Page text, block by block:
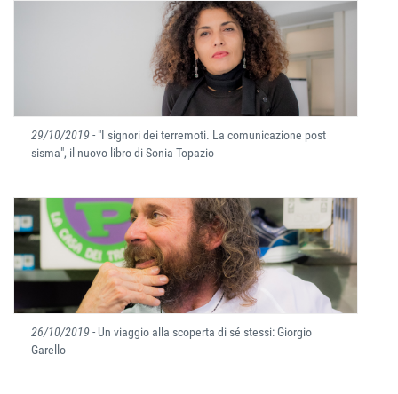
29/10/2019- "I signori dei terremoti. La comunicazione post
sisma", il nuovo libro di Sonia Topazio
26/10/2019- Un viaggio alla scoperta di sé stessi: Giorgio
Garello